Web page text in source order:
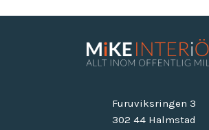
Furuviksringen 3
302 44 Halmstad